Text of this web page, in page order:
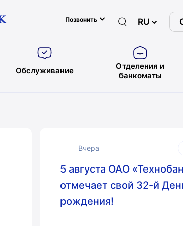
Позвонить RU
Обслуживание
Отделения и
банкоматы
Вчера
5 августа ОАО
отмечает свой 32-й
рождения!